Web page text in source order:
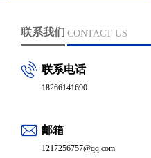
联系我们 CONTACT US
联系电话
18266141690
邮箱
1217256757@qq.com